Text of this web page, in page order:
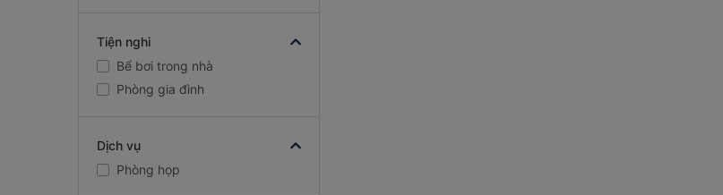
Tiện nghi
Bể bơi trong nhà
Phòng gia đình
Dịch vụ
Phòng họp